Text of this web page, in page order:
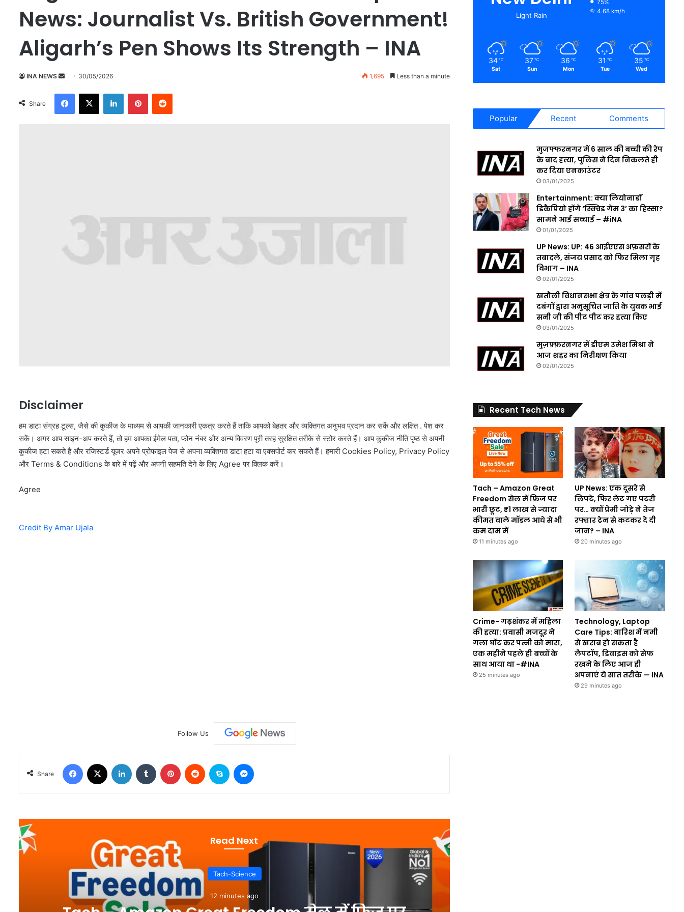
News: Journalist Vs. British Government!
Aligarh’s Pen Shows Its Strength – INA
INA NEWS
n
d
30/05/2026 1,695 Less than a minute
Share
Disclaimer
हम डाटा संग्रह टूल्स, जैसे की कुकीज के माध्यम से आपकी जानकारी एकत्र करते हैं ताकि आपको बेहतर और व्यक्तिगत अनुभव प्रदान कर सकें और लक्षित . पेश कर
सकें। अगर आप साइन-अप करते हैं, तो हम आपका ईमेल पता, फोन नंबर और अन्य विवरण पूरी तरह सुरक्षित तरीके से स्टोर करते हैं। आप कुकीज नीति पृष्ठ से अपनी
कुकीज हटा सकते है और रजिस्टर्ड यूजर अपने प्रोफाइल पेज से अपना व्यक्तिगत डाटा हटा या एक्सपोर्ट कर सकते हैं। हमारी Cookies Policy, Privacy Policy
और Terms & Conditions के बारे में पढ़ें और अपनी सहमति देने के लिए Agree पर क्लिक करें।
Agree
Credit By Amar Ujala
Follow Us
Share
Read Next
Light Rain
75%
4.68 km/h
34 ℃
Sat
37 ℃
Sun
36 ℃
Mon
31 ℃
Tue
35 ℃
Wed
Popular Recent Comments
मुजफ्फरनगर में 6 साल की बच्ची की रेप
के बाद हत्या, पुलिस ने दिन निकलते ही
कर दिया एनकाउंटर
03/01/2025
Entertainment: क्या लियोनार्डो
डिकैप्रियो होंगे ‘स्क्विड गेम 3’ का हिस्सा?
सामने आई सच्चाई – #iNA
01/01/2025
UP News: UP: 46 आईएएस अफ़सरों के
तबादले, संजय प्रसाद को फिर मिला गृह
विभाग – INA
02/01/2025
खतौली विधानसभा क्षेत्र के गांव पलड़ी में
दबंगों द्वारा अनुसूचित जाति के युवक भाई
सनी जी की पीट पीट कर हत्या किए
03/01/2025
मुज़फ़्फ़रनगर में डीएम उमेश मिश्रा ने
आज शहर का निरीक्षण किया
02/01/2025
Recent Tech News
Tach – Amazon Great
Freedom सेल में फ्रिज पर
भारी छूट, ₹1 लाख से ज्यादा
कीमत वाले मॉडल आधे से भी
कम दाम में
11 minutes ago
UP News: एक दूसरे से
लिपटे, फिर लेट गए पटरी
पर… क्यों प्रेमी जोड़े ने तेज
रफ्तार ट्रेन से कटकर दे दी
जान? – INA
20 minutes ago
Crime- गढ़शंकर में महिला
की हत्या: प्रवासी मजदूर ने
गला घोंट कर पत्नी को मारा,
एक महीने पहले ही बच्चों के
साथ आया था -#INA
25 minutes ago
Technology, Laptop
Care Tips: बारिश में नमी
से खराब हो सकता है
लैपटॉप, डिवाइस को सेफ
रखने के लिए आज ही
अपनाएं ये सात तरीके — INA
29 minutes ago